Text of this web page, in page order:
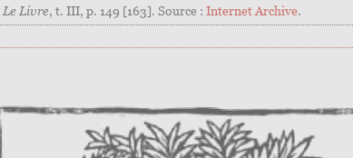
Le Livre, t. III, p. 149 [163]. Source : Internet Archive.